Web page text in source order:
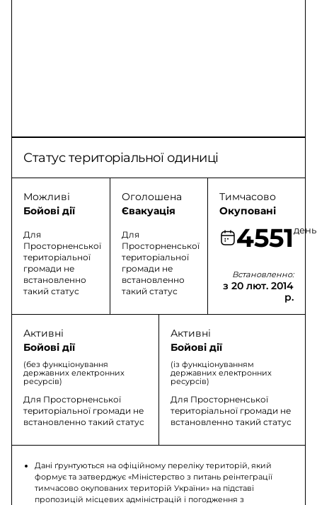
Статус територіальної одиниці
Можливі
Бойові дії
Для
Просторненської
територіальної
громади не
встановленно
такий статус
Оголошена
Євакуація
Для
Просторненської
територіальної
громади не
встановленно
такий статус
Тимчасово
Окуповані
4551день
Встановленно:
з 20 лют. 2014
р.
Активні
Бойові дії
(без функціонування
державних електронних
ресурсів)
Для Просторненської
територіальної громади не
встановленно такий статус
Активні
Бойові дії
(із функціонуванням
державних електронних
ресурсів)
Для Просторненської
територіальної громади не
встановленно такий статус
Дані ґрунтуються на офіційному переліку територій, який
формує та затверджує «Міністерство з питань реінтеграції
тимчасово окупованих територій України» на підставі
пропозицій місцевих адміністрацій і погодження з